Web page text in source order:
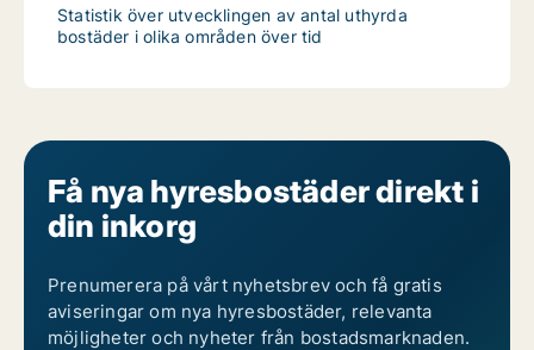
Statistik över utvecklingen av antal uthyrda
bostäder i olika områden över tid
Få nya hyresbostäder direkt i
din inkorg
Prenumerera på vårt nyhetsbrev och få gratis
aviseringar om nya hyresbostäder, relevanta
möjligheter och nyheter från bostadsmarknaden.